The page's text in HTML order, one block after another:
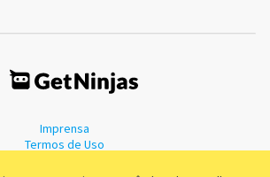
Imprensa
Termos de Uso